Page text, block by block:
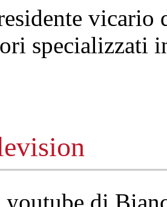
vicario
specializzati